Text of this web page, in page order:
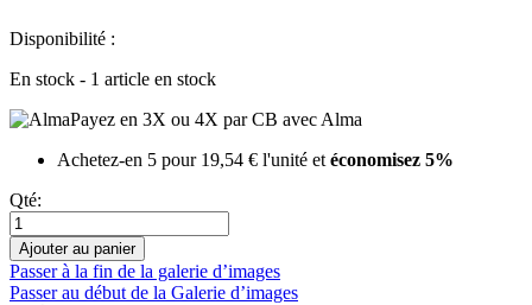
Disponibilité :
En stock - 1 article en stock
Payez en 3X ou 4X par CB avec Alma
Achetez-en 5 pour 19,54 € l'unité et économisez 5%
Qté:
Ajouter au panier
Passer à la fin de la galerie d’images
Passer au début de la Galerie d’images